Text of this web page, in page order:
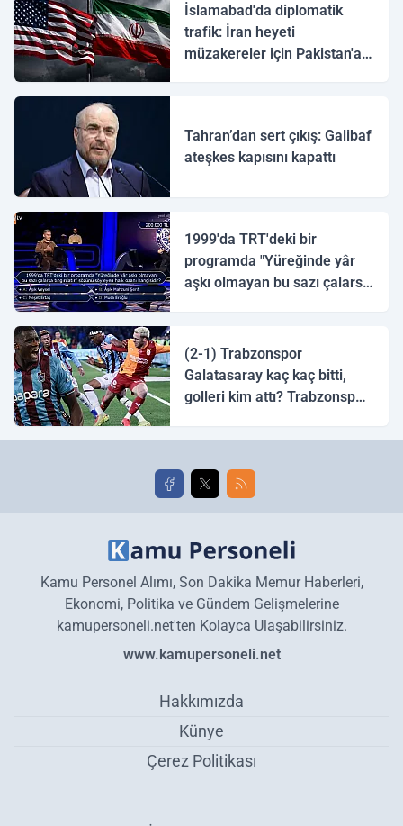
İslamabad'da diplomatik
trafik: İran heyeti
müzakereler için Pakistan'a
Tahran’dan sert çıkış: Galibaf
ateşkes kapısını kapattı
1999'da TRT'deki bir
programda "Yüreğinde yâr
aşkı olmayan bu sazı çalarsa
(2-1) Trabzonspor
Galatasaray kaç kaç bitti,
golleri kim attı? Trabzonspor
golleri!
Kamu Personel Alımı, Son Dakika Memur Haberleri,
Ekonomi, Politika ve Gündem Gelişmelerine
kamupersoneli.net'ten Kolayca Ulaşabilirsiniz.
www.kamupersoneli.net
Hakkımızda
Künye
Çerez Politikası